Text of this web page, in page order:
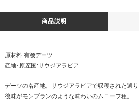
商品説明
原材料:有機デーツ
産地･原産国:サウジアラビア
デーツの名産地、サウジアラビアで収穫された選り
後味がモンブランのような味わいのムニーフ種。